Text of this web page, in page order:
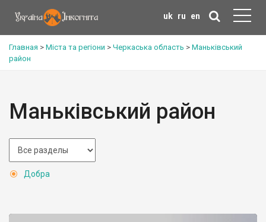
uk ru en
Главная > Міста та регіони > Черкаська область > Маньківський
район
Маньківський район
Добра